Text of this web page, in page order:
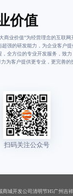
价值
商业价值”为经营理念的互联网
强的研发能力，为企业客户提
全方位的专业开发服务，致力
为客户提供更专业，更完善的
商城开发公司清明节H5广州吉